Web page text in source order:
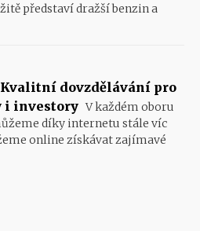
představí dražší benzin a
dovzdělávání pro
i investory V každém oboru
díky internetu stále víc
online získávat zajímavé